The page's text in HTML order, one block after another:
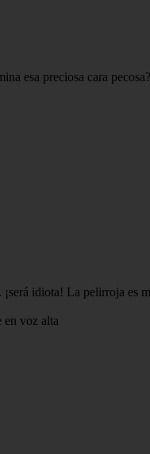
esa preciosa cara
idiota! La pelirroja es
en voz alta